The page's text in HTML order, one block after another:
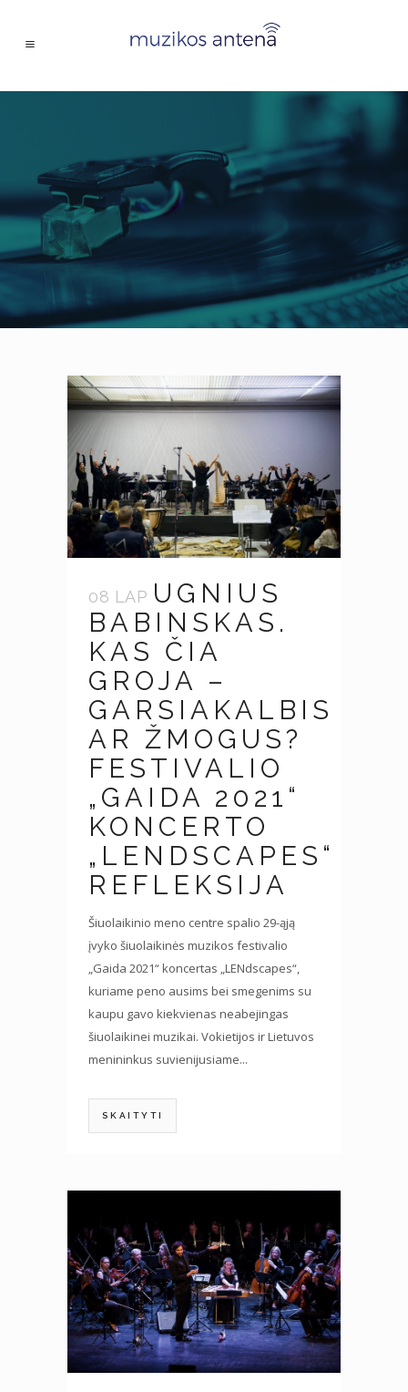
08 LAP UGNIUS
BABINSKAS.
KAS ČIA
GROJA –
GARSIAKALBIS
AR ŽMOGUS?
FESTIVALIO
„GAIDA 2021“
KONCERTO
„LENDSCAPES“
REFLEKSIJA
Šiuolaikinio meno centre spalio 29-ąją
įvyko šiuolaikinės muzikos festivalio
„Gaida 2021“ koncertas „LENdscapes“,
kuriame peno ausims bei smegenims su
kaupu gavo kiekvienas neabejingas
šiuolaikinei muzikai. Vokietijos ir Lietuvos
menininkus suvienijusiame...
SKAITYTI